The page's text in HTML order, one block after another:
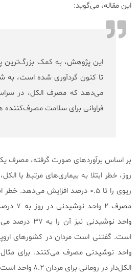
این مقاله، می‌گوید:
این پژوهش، به کمک بزرگ‌ترین
تا کنون گردآوری شده است،
می‌دهد که مصرف الکل، در
فراوانی برای سلامت مصرف‌کننده
بر اساس برآوردهای صورت گرفته، مصرف
روز، خطر ابتلا به بیماری‌های مرتبط با
ریوی را تا ۰.۵ درصد افزایش
واحد نوشیدنی
واحد نوشیدنی مصرف می‌کنند. برای
الکل‌دار در رومانی برای مردان ۸.۲ واحد است.